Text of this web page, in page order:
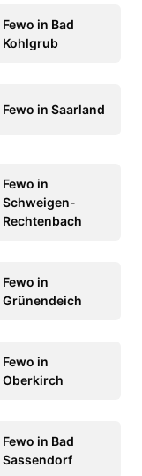
Fewo in Bad
Kohlgrub
Fewo in Saarland
Fewo in
Schweigen-
Rechtenbach
Fewo in
Grünendeich
Fewo in
Oberkirch
Fewo in Bad
Sassendorf